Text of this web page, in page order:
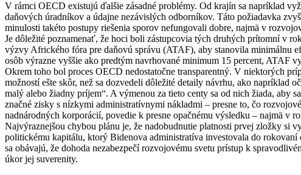
V rámci OECD existujú ďalšie zásadné problémy. Od krajín sa napríklad
daňových úradníkov a údajne nezávislých odborníkov. Táto požiadavka
minulosti takéto postupy riešenia sporov nefungovali dobre, najmä v
Je dôležité poznamenať, že hoci boli zástupcovia tých druhých prítomní v
výzvy Afrického fóra pre daňovú správu (ATAF), aby stanovila minimálnu
osôb výrazne vyššie ako predtým navrhované minimum 15 percent,
Okrem toho bol proces OECD nedostatočne transparentný. V niektorých
možností ešte skôr, než sa dozvedeli dôležité detaily návrhu, ako
malý alebo žiadny príjem“. A výmenou za tieto centy sa od nich žiada, aby
značné zisky s nízkymi administratívnymi nákladmi – presne to, čo
nadnárodných korporácií, povedie k presne opačnému výsledku – najmä v
Najvýraznejšou chybou plánu je, že nadobudnutie platnosti prvej zložky si
politickému kapitálu, ktorý Bidenova administratíva investovala do
sa obávajú, že dohoda nezabezpečí rozvojovému svetu prístup k
úkor jej suverenity.